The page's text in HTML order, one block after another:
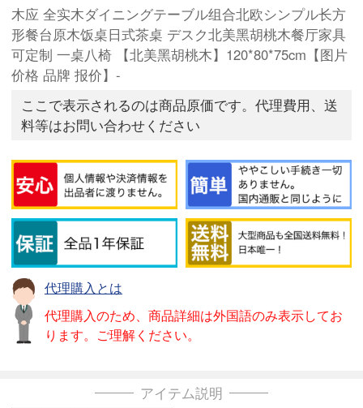
木应 全实木ダイニングテーブル组合北欧シンプル长方
形餐台原木饭桌日式茶桌 デスク北美黑胡桃木餐厅家具
可定制 一桌八椅 【北美黑胡桃木】120*80*75cm【图片
价格 品牌 报价】-
ここで表示されるのは商品原価です。代理費用、送
料等はお問い合わせください
代理購入とは
代理購入のため、商品詳細は外国語のみ表示してお
ります。ご理解ください。
アイテム説明